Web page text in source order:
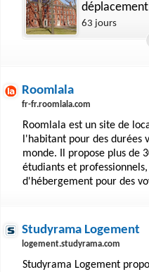
63 jours
Roomlala
fr-fr.roomlala.com
Roomlala est un site de
l'habitant pour des durées
monde. Il propose plus de
étudiants et
d'hébergement pour des
Studyrama Logement
logement.studyrama.com
Studyrama Logement